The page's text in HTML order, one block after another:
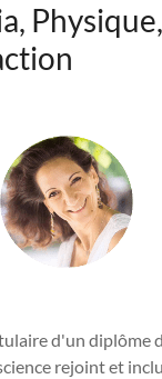
d'un diplôme
rejoint et